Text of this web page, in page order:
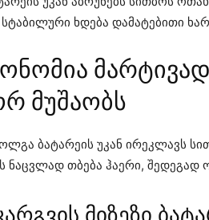
ხდება დამატებითი
მუშაობს
ბატარეის უკან ირეკლავს
თბება ჰაერი, შედეგად